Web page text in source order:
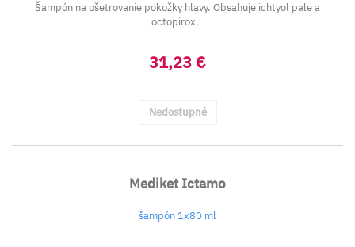
Šampón na ošetrovanie pokožky hlavy. Obsahuje ichtyol pale a
octopirox.
31,23 €
Nedostupné
Mediket Ictamo
šampón 1x80 ml